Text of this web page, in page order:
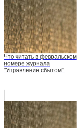
Что читать в февральском
номере журнала
"Управление сбытом".